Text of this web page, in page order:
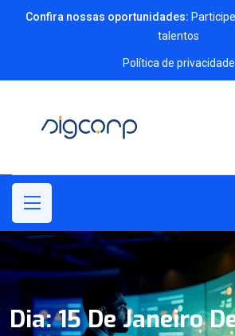
Confira nossas oportunidades:
talentos
Política de privacidade
Dia:15 De Janeiro